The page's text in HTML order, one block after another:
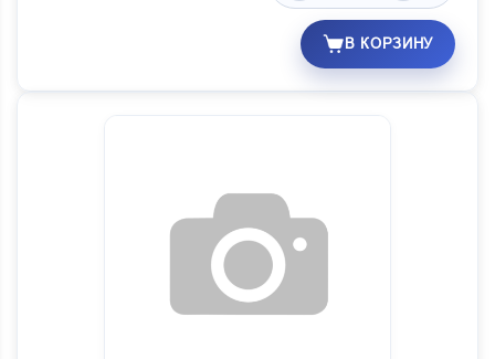
В КОРЗИНУ